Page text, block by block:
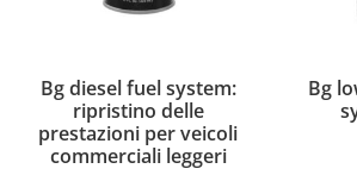
Bg diesel fuel system:
ripristino delle
prestazioni per veicoli
commerciali leggeri
Bg